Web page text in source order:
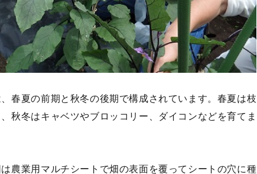
春夏の前期と秋冬の後期で構成されています。春夏は枝
秋冬はキャベツやブロッコリー、ダイコンなどを育てま
農業用マルチシートで畑の表面を覆ってシートの穴に種